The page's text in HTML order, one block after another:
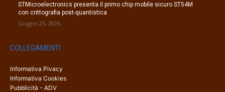
STMicroelectronics presenta il primo chip mobile sicuro ST54M
con crittografia post-quantistica
Giugno 25, 2026
COLLEGAMENTI
Informativa Pivacy
Informativa Cookies
Pubblicità - ADV